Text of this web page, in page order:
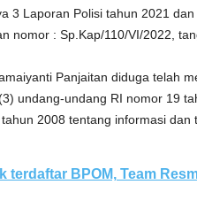
3 Laporan Polisi tahun 2021
nomor : Sp.Kap/110/VI/2022,
Panjaitan diduga telah
undang-undang RI nomor 19
2008 tentang informasi dan
terdaftar BPOM, Team